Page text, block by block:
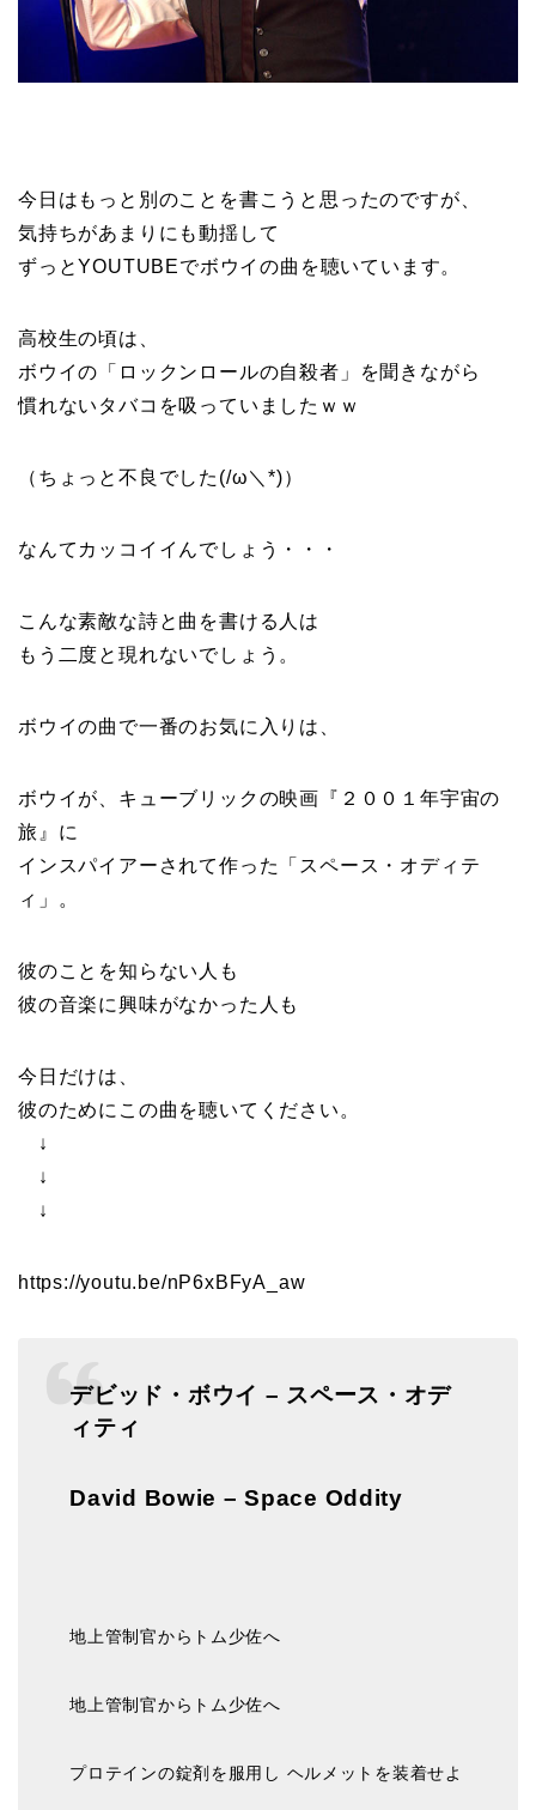
今日はもっと別のことを書こうと思ったのですが、
気持ちがあまりにも動揺して
ずっとYOUTUBEでボウイの曲を聴いています。
高校生の頃は、
ボウイの「ロックンロールの自殺者」を聞きながら
慣れないタバコを吸っていましたｗｗ
（ちょっと不良でした(/ω＼*)）
なんてカッコイイんでしょう・・・
こんな素敵な詩と曲を書ける人は
もう二度と現れないでしょう。
ボウイの曲で一番のお気に入りは、
ボウイが、キューブリックの映画『２００１年宇宙の
旅』に
インスパイアーされて作った「スペース・オディテ
ィ」。
彼のことを知らない人も
彼の音楽に興味がなかった人も
今日だけは、
彼のためにこの曲を聴いてください。
↓
↓
↓
https://youtu.be/nP6xBFyA_aw
デビッド・ボウイ – スペース・オデ
ィティ
David Bowie – Space Oddity
地上管制官からトム少佐へ
地上管制官からトム少佐へ
プロテインの錠剤を服用し ヘルメットを装着せよ